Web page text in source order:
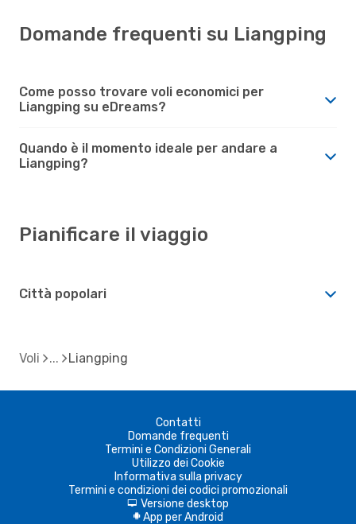
Domande frequenti su Liangping
Come posso trovare voli economici per
Liangping su eDreams?
Quando è il momento ideale per andare a
Liangping?
Pianificare il viaggio
Città popolari
Voli Liangping
Contatti
Domande frequenti
Termini e Condizioni Generali
Utilizzo dei Cookie
Informativa sulla privacy
Termini e condizioni dei codici promozionali
d Versione desktop
A App per Android